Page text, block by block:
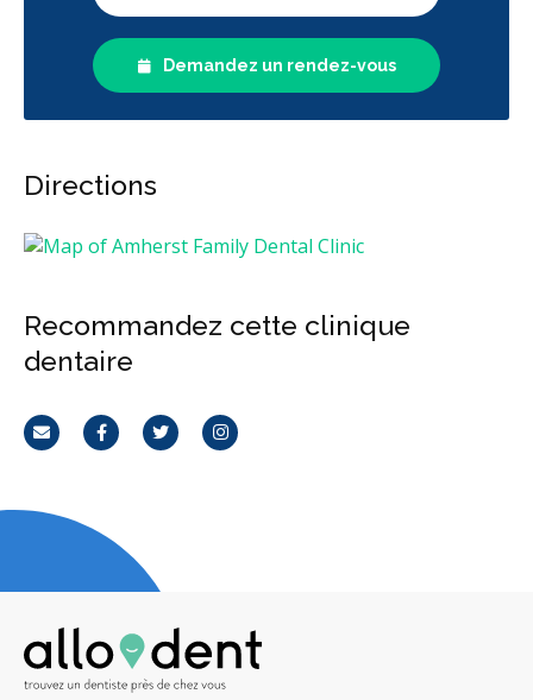
Demandez un rendez-vous
Directions
Recommandez cette clinique
dentaire
CourrielFacebookTwitterInstagram